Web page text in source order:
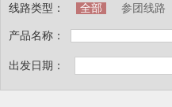
线路类型：
产品名称：
全部 参团线路
出发日期：